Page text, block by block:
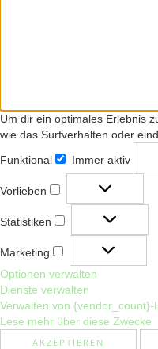
Um dir ein optimales Erlebnis
wie das Surfverhalten oder
Funktional
Funktional
Immer aktiv
Vorlieben
Vorlieben
Statistiken
Statistiken
Marketing
Marketing
Optionen verwalten
Dienste verwalten
Verwalten von {vendor_count}-
Lese mehr über diese Zwecke
AKZEPTIEREN